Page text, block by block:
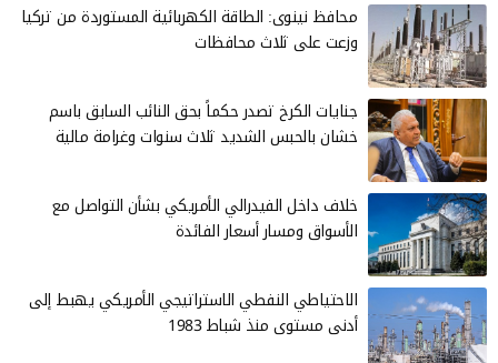
محافظ نينوى: الطاقة الكهربائية المستوردة من تركيا
وزعت على ثلاث محافظات
جنايات الكرخ تصدر حكماً بحق النائب السابق باسم
خشان بالحبس الشديد ثلاث سنوات وغرامة مالية
خلاف داخل الفيدرالي الأمريكي بشأن التواصل مع
الأسواق ومسار أسعار الفائدة
الاحتياطي النفطي الاستراتيجي الأمريكي يهبط إلى
أدنى مستوى منذ شباط 1983